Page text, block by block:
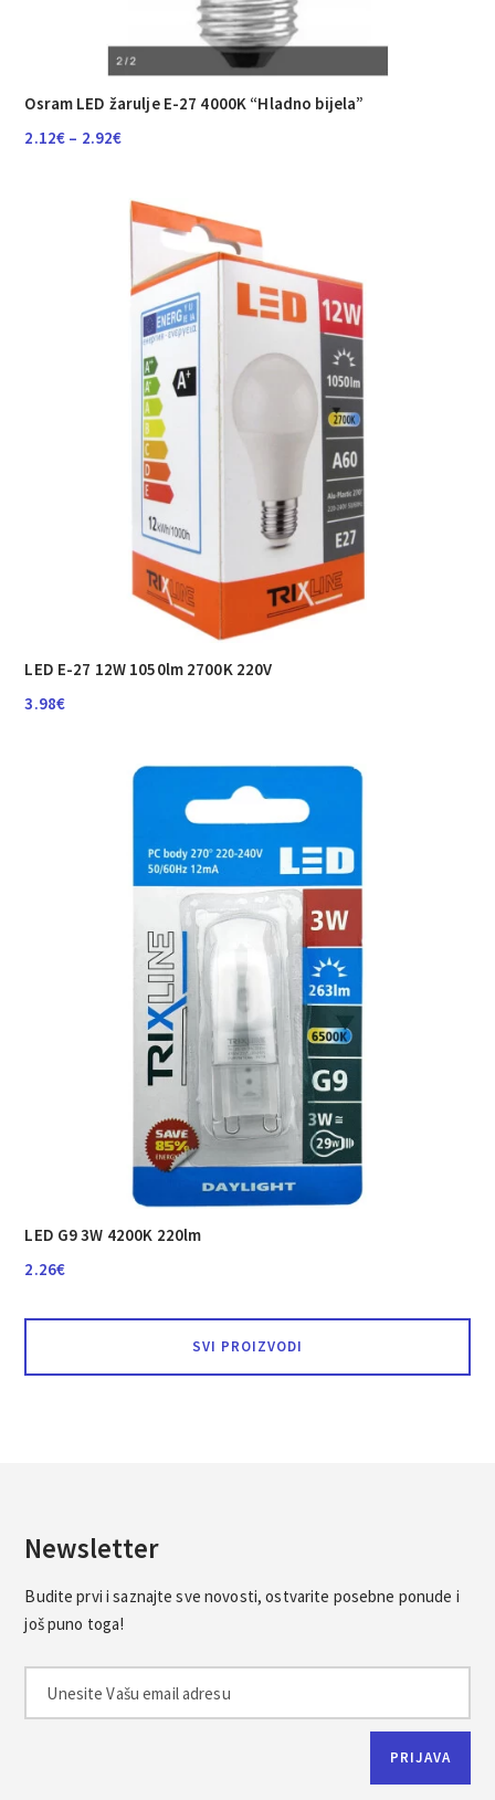
Osram LED žarulje E-27 4000K “Hladno bijela”
2.12€ – 2.92€Raspon
2.12€
2.92€
LED E-27 12W 1050lm 2700K 220V
3.98€
LED G9 3W 4200K 220lm
2.26€
SVI PROIZVODI
Newsletter
Budite prvi i saznajte sve novosti, ostvarite posebne ponude i
još puno toga!